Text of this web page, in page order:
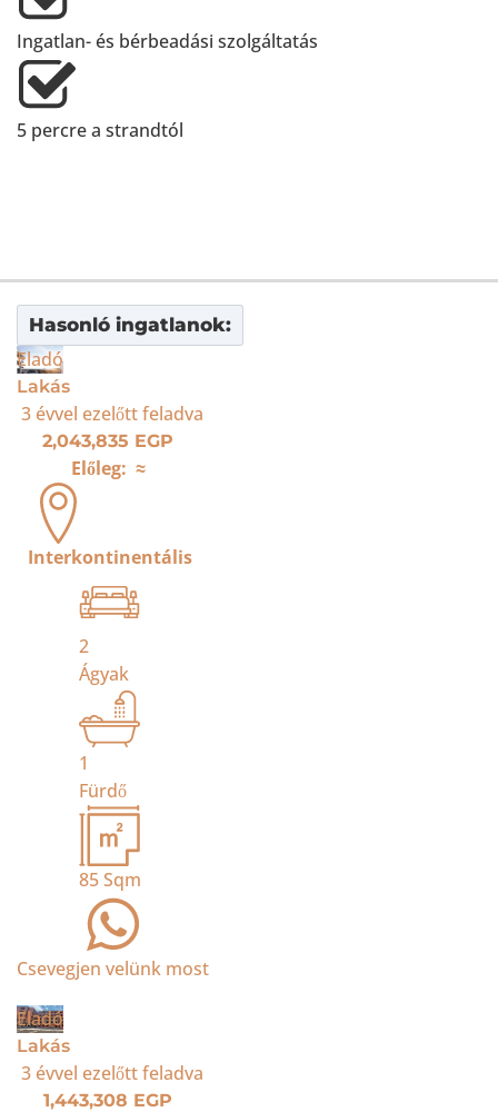
Ingatlan- és bérbeadási szolgáltatás
5 percre a strandtól
Hasonló ingatlanok:
Eladó
Lakás
3 évvel ezelőttfeladva
2,043,835 EGP
Előleg: ≈
Interkontinentális
2
Ágyak
1
Fürdő
85Sqm
Csevegjen velünk most
Eladó
Lakás
3 évvel ezelőttfeladva
1,443,308 EGP